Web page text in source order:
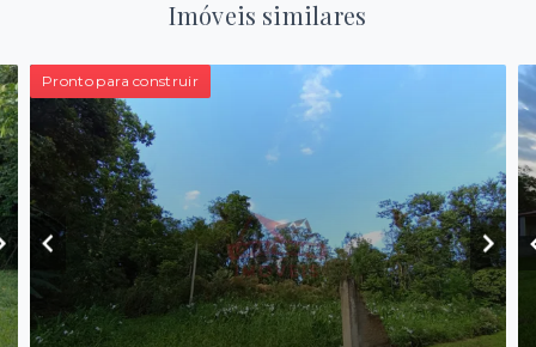
Imóveis similares
Pronto para construir